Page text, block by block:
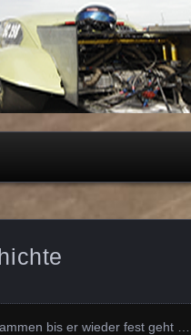
bis er wieder fest geht …..